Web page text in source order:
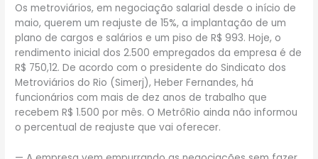
Os metroviários, em negociação salarial desde o início de
maio, querem um reajuste de 15%, a implantação de um
plano de cargos e salários e um piso de R$ 993. Hoje, o
rendimento inicial dos 2.500 empregados da empresa é de
R$ 750,12. De acordo com o presidente do Sindicato dos
Metroviários do Rio (Simerj), Heber Fernandes, há
funcionários com mais de dez anos de trabalho que
recebem R$ 1.500 por mês. O MetrôRio ainda não informou
o percentual de reajuste que vai oferecer.